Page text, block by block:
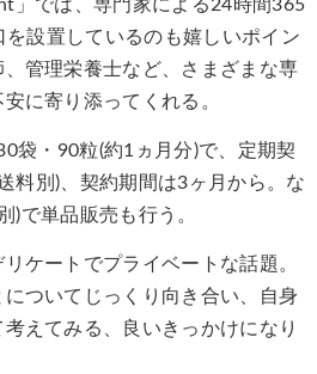
」では、専門家による24時間365
を設置しているのも嬉しいポイン
、管理栄養士など、さまざまな専
に寄り添ってくれる。
袋・90粒(約1ヵ月分)で、定期契
料別)、契約期間は3ヶ月から。な
)で単品販売も行う。
ケートでプライベートな話題。
ついてじっくり向き合い、自身
えてみる、良いきっかけになり